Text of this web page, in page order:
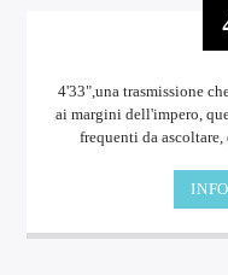
4'33",una trasmissione
ai margini dell'impero,
frequenti da
persone curiose.
delle produzioni ben
eccessivamente